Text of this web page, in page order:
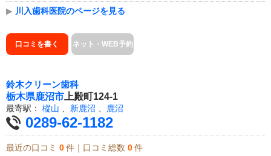
▶ 川入歯科医院のページを見る
口コミを書く ネット・WEB予約
鈴木クリーン歯科
栃木県鹿沼市 上殿町124-1
最寄駅： 樅山 、 新鹿沼 、 鹿沼
0289-62-1182
最近の口コミ 0 件｜口コミ総数 0 件